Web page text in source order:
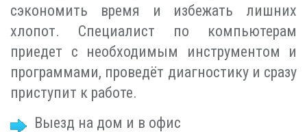
сэкономить время и избежать лишних
хлопот. Специалист по компьютерам
приедет с необходимым инструментом и
программами, проведёт диагностику и сразу
приступит к работе.
Выезд на дом и в офис